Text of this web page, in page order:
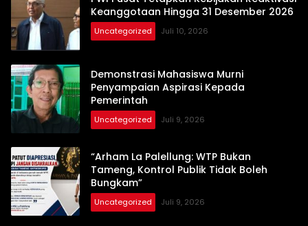
Keanggotaan Hingga 31 Desember 2026
Uncategorized Juli 10, 2026
Demonstrasi Mahasiswa Murni
Penyampaian Aspirasi Kepada
Pemerintah
Uncategorized Juli 9, 2026
“Arham La Palellung: WTP Bukan
Tameng, Kontrol Publik Tidak Boleh
Bungkam”
Uncategorized Juli 9, 2026